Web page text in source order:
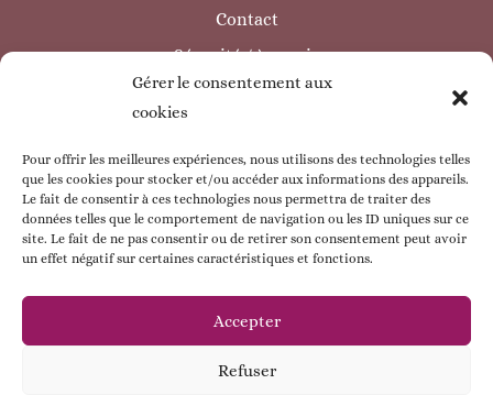
Gérer le consentement aux
cookies
Pour offrir les meilleures expériences, nous utilisons des technologies telles
que les cookies pour stocker et/ou accéder aux informations des appareils.
Le fait de consentir à ces technologies nous permettra de traiter des
données telles que le comportement de navigation ou les ID uniques sur ce
site. Le fait de ne pas consentir ou de retirer son consentement peut avoir
un effet négatif sur certaines caractéristiques et fonctions.
Accepter
Refuser
Contact
Sécurité / à savoir
INFORMATIONS LÉGALES
Mentions légales
Politique de confidentialité
Politique de cookie
CGV
ESPACE CLIENT
Mon compte
Mes coordonnées